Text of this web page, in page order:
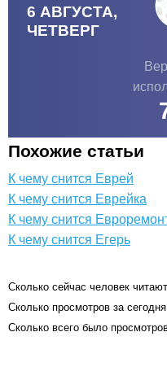
6 АВГУСТА,
ЧЕТВЕРГ
Похожие статьи
К чему снится Еврей
К чему снится Еврейка
К чему снится
К чему снится Егерь
Сколько сейчас человек
Сколько просмотров за
Сколько всего было